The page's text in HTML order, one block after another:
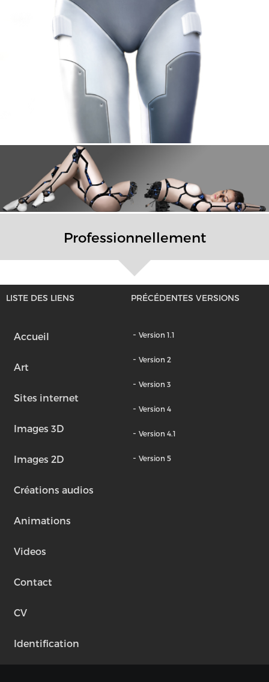
Professionnellement
LISTE DES LIENS
Accueil
Art
Sites internet
Images 3D
Images 2D
Créations audios
Animations
Videos
Contact
CV
Identification
PRÉCÉDENTES VERSIONS
- Version 1.1
- Version 2
- Version 3
- Version 4
- Version 4.1
- Version 5